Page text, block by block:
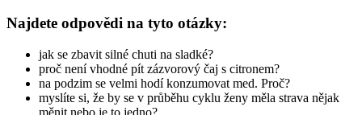
Najdete odpovědi na tyto otázky:
jak se zbavit silné chuti na sladké?
proč není vhodné pít zázvorový čaj s citronem?
na podzim se velmi hodí konzumovat med. Proč?
myslíte si, že by se v průběhu cyklu ženy měla strava nějak